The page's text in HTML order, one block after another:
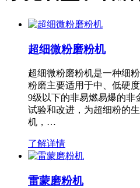
超细微粉磨粉机
超细微粉磨粉机是一种细
粉磨主要适用于中、低硬
9级以下的非易燃易爆的非
试验和改进，为超细粉的
机，…
了解详情
雷蒙磨粉机